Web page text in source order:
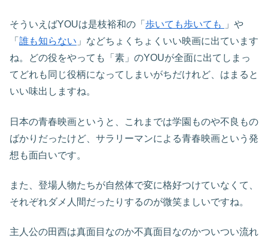
そういえばYOUは是枝裕和の「 歩いても歩いても
」や
「 誰も知らない 」などちょくちょくいい映画に出ています
ね。どの役をやっても「素」のYOUが全面に出てしまっ
てどれも同じ役柄になってしまいがちだけれど、はまると
いい味出しますね。
日本の青春映画というと、これまでは学園ものや不良もの
ばかりだったけど、サラリーマンによる青春映画という発
想も面白いです。
また、登場人物たちが自然体で変に格好つけていなくて、
それぞれダメ人間だったりするのが微笑ましいですね。
主人公の田西は真面目なのか不真面目なのかついつい流れ